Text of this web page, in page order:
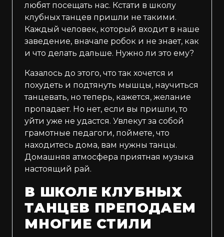
любят посещать нас. Кстати в школу
клубных танцев пришли не такими.
Каждый человек, который входит в наше
заведение, вначале робок и не знает, как
и что делать дальше. Нужно ли это ему?
Казалось до этого, что так хочется и
похудеть и подтянуть мышцы, научиться
танцевать, но теперь, кажется, желание
пропадает. Но нет, если вы пришли, то
уйти уже не удастся. Увлекут за собой
грамотные педагоги, поймете, что
находитесь дома, вам нужны танцы.
Домашняя атмосфера приятная музыка
настоящий рай.
В ШКОЛЕ КЛУБНЫХ
ТАНЦЕВ ПРЕПОДАЕМ
МНОГИЕ СТИЛИ